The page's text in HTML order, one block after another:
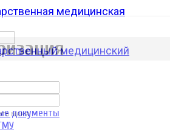
документы
меня